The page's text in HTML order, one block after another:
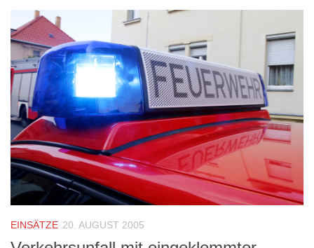
EINSÄTZE 20. AUGUST 2005